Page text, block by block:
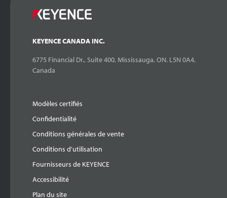
KEYENCE CANADA INC.
6775 Financial Dr., Suite 400, Mississauga, ON. L5N 0A4,
Canada
Modèles certifiés
Confidentialité
Conditions générales de vente
Conditions d'utilisation
Fournisseurs de KEYENCE
Accessibilité
Plan du site